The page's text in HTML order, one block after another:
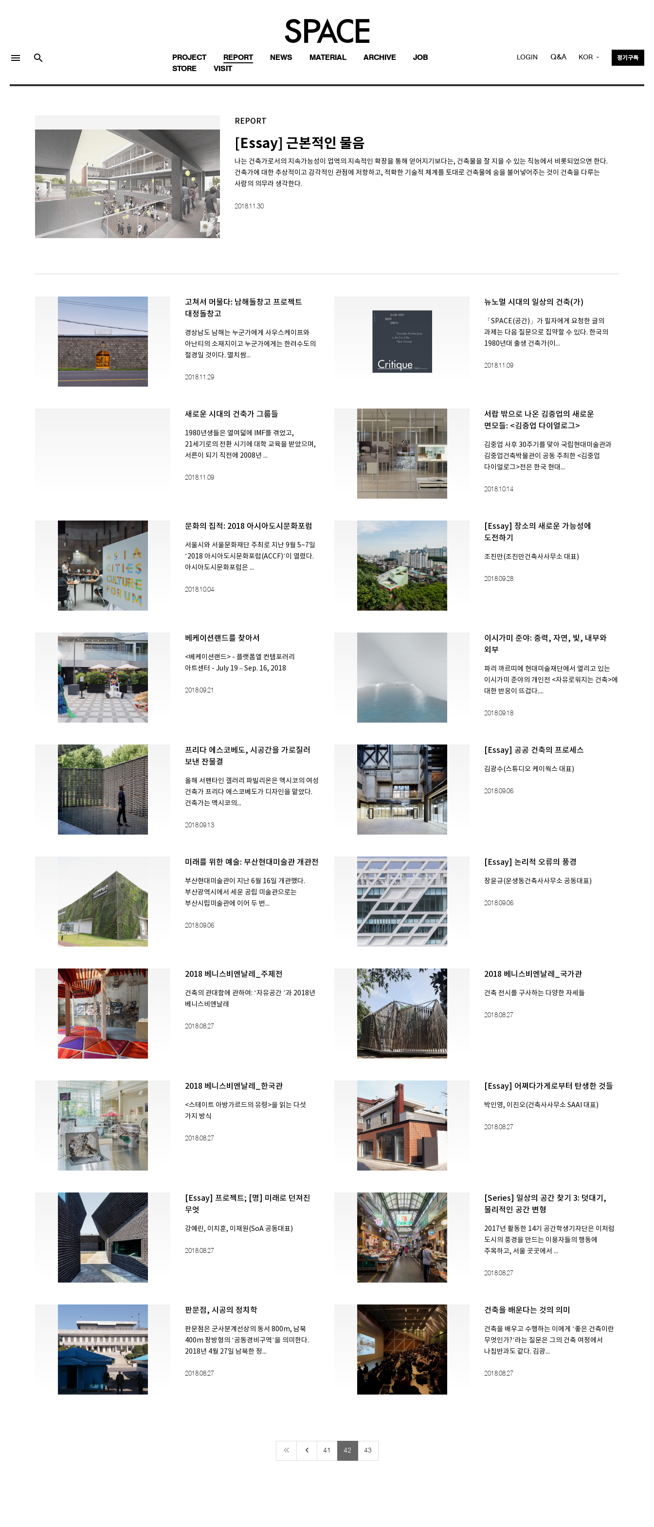
Facebook 로그인
Twitter 로그인
Naver 로그인
menu search PROJECT REPORT NEWS MATERIAL ARCHIVE
JOB
STORE
VISIT
LOGIN Q&A KOR 정기구독
REPORT
[Essay] 근본적인 물음
나는 건축가로서의 지속가능성이 업역의 지속적인 확장을 통해 얻어지기보다는, 건축물을 잘 지을 수 있는 직능에서 비롯되었으면 한다.
건축가에 대한 추상적이고 감각적인 관점에 저항하고, 적확한 기술적 체계를 토대로 건축물에 숨을 불어넣어주는 것이 건축을 다루는
사람의 의무라 생각한다.
2018.11.30
고쳐서 머물다: 남해돌창고 프로젝트
대정돌창고
경상남도 남해는 누군가에게 사우스케이프와
아난티의 소재지이고 누군가에게는 한려수도의
절경일 것이다. 멸치쌈...
2018.11.29
뉴노멀 시대의 일상의 건축(가)
「SPACE(공간)」가 필자에게 요청한 글의
과제는 다음 질문으로 집약할 수 있다. 한국의
1980년대 출생 건축가(이...
2018.11.09
새로운 시대의 건축가 그룹들
1980년생들은 열여덟에 IMF를 겪었고,
21세기로의 전환 시기에 대학 교육을 받았으며,
서른이 되기 직전에 2008년 ...
2018.11.09
서랍 밖으로 나온 김중업의 새로운
면모들: <김중업 다이얼로그>
김중업 사후 30주기를 맞아 국립현대미술관과
김중업건축박물관이 공동 주최한 <김중업
다이얼로그>전은 한국 현대...
2018.10.14
문화의 집적: 2018 아시아도시문화포럼
서울시와 서울문화재단 주최로 지난 9월 5~7일
‘2018 아시아도시문화포럼(ACCF)’이 열렸다.
아시아도시문화포럼은 ...
2018.10.04
[Essay] 장소의 새로운 가능성에
도전하기
조진만(조진만건축사사무소 대표)
2018.09.28
베케이션랜드를 찾아서
<베케이션랜드> - 플랫폼엘 컨템포러리
아트센터 - July 19 – Sep. 16, 2018
2018.09.21
이시가미 준야: 중력, 자연, 빛, 내부와
외부
파리 까르띠에 현대미술재단에서 열리고 있는
이시가미 준야의 개인전 <자유로워지는 건축>에
대한 반응이 뜨겁다....
2018.09.18
프리다 에스코베도, 시공간을 가로질러
보낸 잔물결
올해 서펜타인 갤러리 파빌리온은 멕시코의 여성
건축가 프리다 에스코베도가 디자인을 맡았다.
건축가는 멕시코의...
2018.09.13
[Essay] 공공 건축의 프로세스
김광수(스튜디오 케이웍스 대표)
2018.09.06
미래를 위한 예술: 부산현대미술관 개관전
부산현대미술관이 지난 6월 16일 개관했다.
부산광역시에서 세운 공립 미술관으로는
부산시립미술관에 이어 두 번...
2018.09.06
[Essay] 논리적 오류의 풍경
장윤규(운생동건축사사무소 공동대표)
2018.09.06
2018 베니스비엔날레_주제전
건축의 관대함에 관하여: ‘자유공간 ’과 2018년
베니스비엔날레
2018.08.27
2018 베니스비엔날레_국가관
건축 전시를 구사하는 다양한 자세들
2018.08.27
2018 베니스비엔날레_한국관
<스테이트 아방가르드의 유령>을 읽는 다섯
가지 방식
2018.08.27
[Essay] 어쩌다가게로부터 탄생한 것들
박인영, 이진오(건축사사무소 SAAI 대표)
2018.08.27
[Essay] 프로젝트; [명] 미래로 던져진
무엇
강예린, 이치훈, 이재원(SoA 공동대표)
2018.08.27
[Series] 일상의 공간 찾기 3: 덧대기,
물리적인 공간 변형
2017년 활동한 14기 공간학생기자단은 이처럼
도시의 풍경을 만드는 이용자들의 행동에
주목하고, 서울 곳곳에서 ...
2018.08.27
판문점, 시공의 정치학
판문점은 군사분계선상의 동서 800m, 남북
400m 장방형의 ‘공동경비구역’을 의미한다.
2018년 4월 27일 남북한 정...
2018.08.27
건축을 배운다는 것의 의미
건축을 배우고 수행하는 이에게 ‘좋은 건축이란
무엇인가?’라는 질문은 그의 건축 여정에서
나침반과도 같다. 김광...
2018.08.27
keyboard_arrow_left 41 42 43